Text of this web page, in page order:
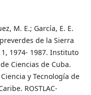
M. E.; García, E. E.
de la Sierra
1974- 1987. Instituto
Ciencias de Cuba.
y Tecnología de
ROSTLAC-